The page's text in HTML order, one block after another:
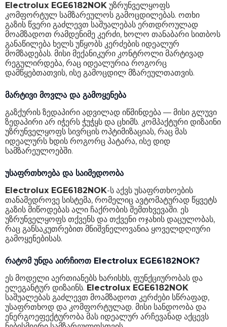
Electrolux EGE6182NOK უზრუნველყოფს
კომფორტულ სამზარეულოს გამოცდილებას. ოთხი
გაზის წვერი გაძლევთ საშუალებას ერთდროულად
მოამზადოთ რამდენიმე კერძი, ხოლო თანაბარი სითბოს
განაწილება ხელს უწყობს კერძების იდეალურ
მომზადებას. მისი მექანიკური კონტროლი მარტივად
რეგულირდება, რაც იდეალურია როგორც
დამწყებთათვის, ისე გამოცდილ მზარეულთათვის.
მარტივი მოვლა და გამოყენება
გაზქურის ზედაპირი ადვილად იწმინდება — მისი გლუვი
ზედაპირი არ იჭერს ჭუჭყს და ცხიმს. კომპაქტური დიზაინი
უზრუნველყოფს სივრცის ოპტიმიზაციას, რაც მას
იდეალურს ხდის როგორც პატარა, ისე დიდ
სამზარეულოებში.
უსაფრთხოება და საიმედოობა
Electrolux EGE6182NOK-ს აქვს უსაფრთხოების
თანამედროვე სისტემა, რომელიც ავტომატურად წყვეტს
გაზის მიწოდებას ალი ჩაქრობის შემთხვევაში. ეს
უზრუნველყოფს თქვენს და თქვენი ოჯახის დაცულობას,
რაც განსაკუთრებით მნიშვნელოვანია ყოველდღიური
გამოყენებისას.
რატომ უნდა აირჩიოთ Electrolux EGE6182NOK?
ეს მოდელი აერთიანებს ხარისხს, ფუნქციურობას და
ელეგანტურ დიზაინს. Electrolux EGE6182NOK
საშუალებას გაძლევთ მოამზადოთ კერძები სწრაფად,
უსაფრთხოდ და კომფორტულად. მისი სანდოობა და
ენერგოეფექტურობა მას იდეალურ არჩევანად აქცევს